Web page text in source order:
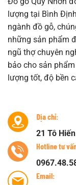
lượng tại Bình
ngành đồ gỗ,
những sản phẩm
ngũ thợ chuyên
bảo cho sản
lượng tốt, độ bền
Địa chỉ:
21 Tô
Hotline tư
Email: